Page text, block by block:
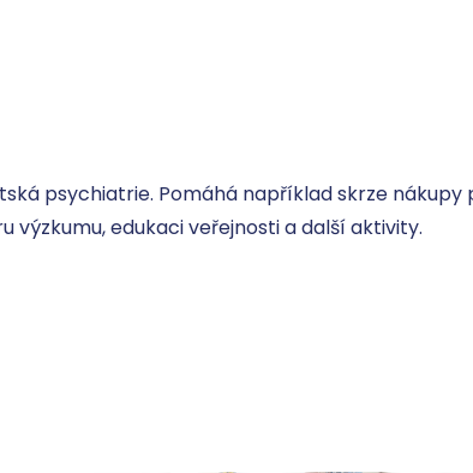
psychiatrie. Pomáhá například skrze nákupy
edukaci veřejnosti a další aktivity.